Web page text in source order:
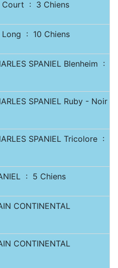
Court : 3 Chiens
Long : 10 Chiens
SPANIEL Blenheim :
SPANIEL Ruby - Noir
SPANIEL Tricolore :
: 5 Chiens
CONTINENTAL
CONTINENTAL